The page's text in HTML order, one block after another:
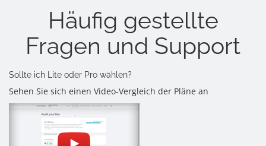
Häufig gestellte
Fragen und Support
Sollte ich Lite oder Pro wählen?
Sehen Sie sich einen Video-Vergleich der Pläne an